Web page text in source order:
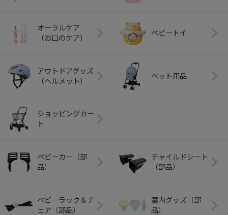
オーラルケア
（お口のケア）
ベビートイ
アウトドアグッズ
（ヘルメット）
ペット用品
ショッピングカー
ト
ベビーカー（部
品）
チャイルドシート
（部品）
ベビーラック＆チ
ェア（部品）
室内グッズ（部
品）